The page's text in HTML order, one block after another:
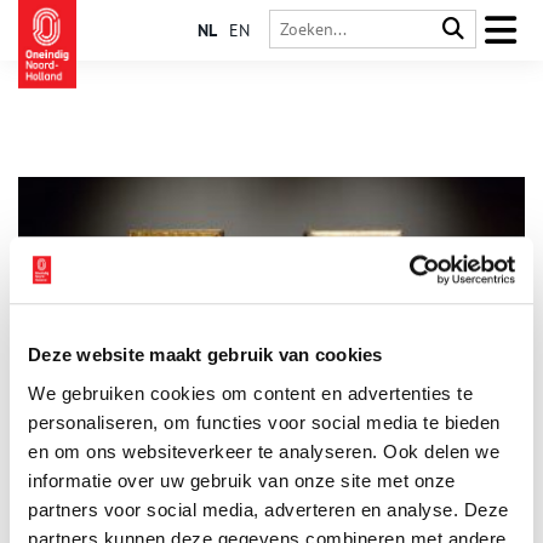
Deze website maakt gebruik van cookies
We gebruiken cookies om content en advertenties te
personaliseren, om functies voor social media te bieden
en om ons websiteverkeer te analyseren. Ook delen we
informatie over uw gebruik van onze site met onze
partners voor social media, adverteren en analyse. Deze
partners kunnen deze gegevens combineren met andere
NL EN
In de zomer van 1905 verruilt de jonge Pablo Picasso zijn
atelier in Parijs voor het Noord-Hollandse platteland, waar hij
de voor hem exotische kaasmarkt, molens en boerenmeisjes in
schetsboeken vastlegt. In de zomer van 2016 – 111 jaar later –
worden de gevierde schilderijen ‘La belle Hollandaise’ uit
Australië en ‘Les trois Hollandaises’ uit Parijs herenigd in de
focustentoonstelling ‘Picasso in Holland’ in het Stedelijk